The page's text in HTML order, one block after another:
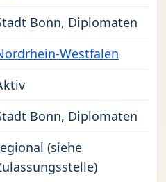
Bonn, Diplomaten
Westfalen
Bonn, Diplomaten
(siehe